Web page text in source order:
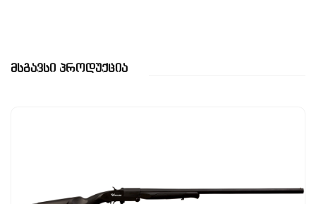
Მსგავსი Პროდუქცია